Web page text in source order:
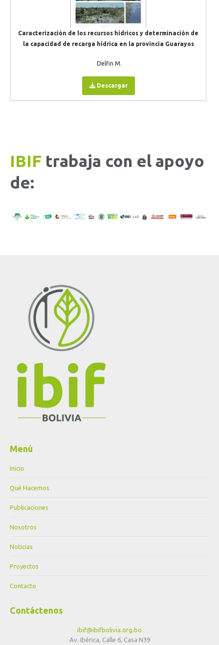
Caracterización de los recursos hídricos y determinación de
la capacidad de recarga hídrica en la provincia Guarayos
Delfin M.
Descargar
IBIF trabaja con el apoyo
de:
Menú
Inicio
Qué Hacemos
Publicaciones
Nosotros
Noticias
Proyectos
Contacto
Contáctenos
ibif@ibifbolivia.org.bo
Av. Ibérica, Calle 6, Casa N39